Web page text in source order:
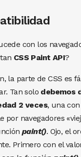
con los
CSS Paint API?
la parte de CSS es
Tan solo debemos
2 veces, una
por navegadores
paint(). Ojo, el
Primero con el